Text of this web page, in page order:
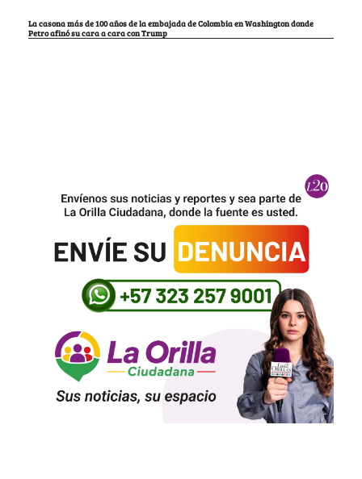
La casona más de 100 años de la embajada de Colombia en Washington donde
Petro afinó su cara a cara con Trump